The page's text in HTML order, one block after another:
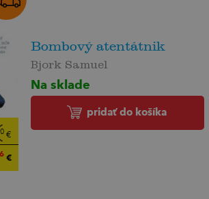
€
€
Bombový atentátnik
Bjork Samuel
Na sklade
pridať do košíka